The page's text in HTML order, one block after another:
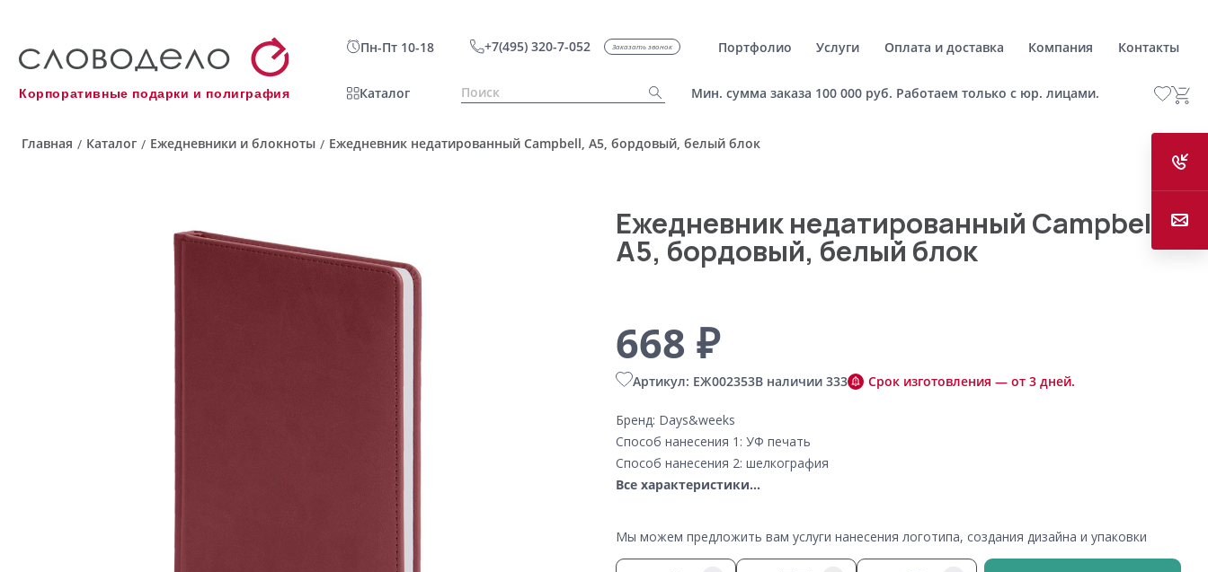
Корпоративные подарки и полиграфия
Пн-Пт 10-18 +7(495) 320-7-052 Заказать звонок Портфолио Услуги Оплата и доставка Компания Контакты
Каталог Мин. сумма заказа 100 000 руб. Работаем только с юр. лицами.
Главная / Каталог / Ежедневники и блокноты / Ежедневник недатированный Campbell, А5, бордовый, белый блок
Ежедневник недатированный Campbell,
А5, бордовый, белый блок
668 ₽
Артикул: ЕЖ002353В наличии 333 Срок изготовления — от 3 дней.
Бренд: Days&weeks
Способ нанесения 1: УФ печать
Способ нанесения 2: шелкография
Все характеристики...
Мы можем предложить вам услуги нанесения логотипа, создания дизайна и упаковки